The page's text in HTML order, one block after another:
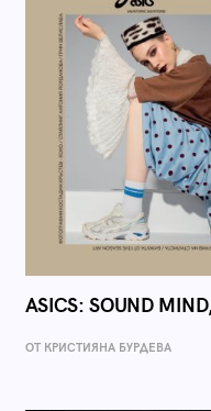
ASICS: SOUND
ОТ КРИСТИЯНА БУРДЕВА